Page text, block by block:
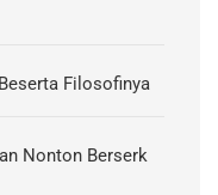
Filosofinya
Nonton Berserk